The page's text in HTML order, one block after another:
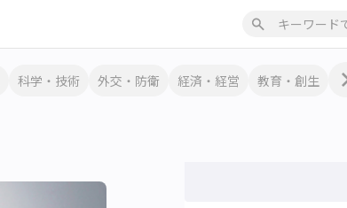
科学・技術 外交・防衛 経済・経営 教育・創生
な管理システムの下で
結局、居眠りしない事が
な人かはわからないと思